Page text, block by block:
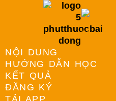
NỘI DUNG
HƯỚNG DẪN HỌC
KẾT QUẢ
ĐĂNG KÝ
TẢI APP